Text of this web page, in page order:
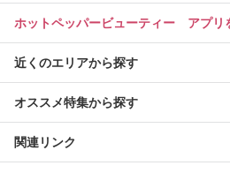
ホットペッパービューティー アプリ
近くのエリアから探す
オススメ特集から探す
関連リンク